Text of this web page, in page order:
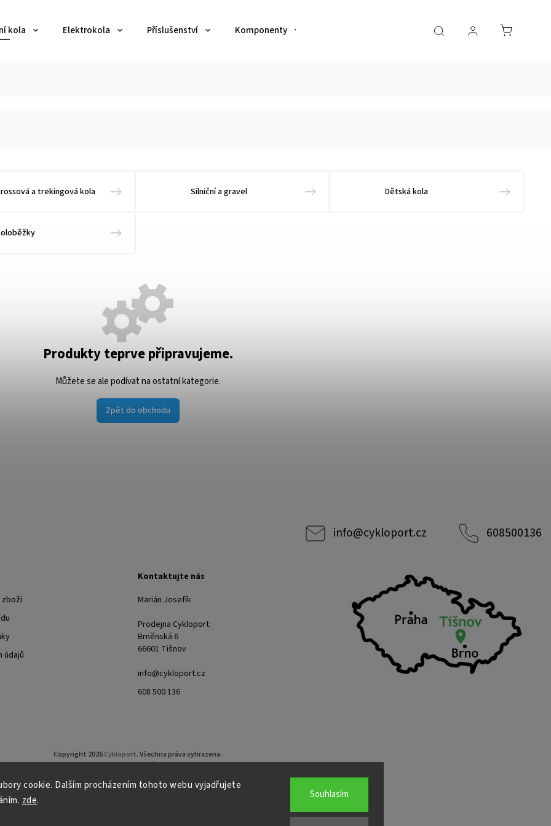
cookie. Dalším procházením tohoto webu vyjadřujete
zde. Souhlasím
kola Elektrokola Příslušenství Komponenty Sportovní výživa Oblečení
a trekingová kola Silniční a gravel Dětská kola
Produkty teprve připravujeme.
Můžete se ale podívat na ostatní kategorie.
Zpět do obchodu
info@cykloport.cz 608500136
zboží
údajů
Kontaktujte nás
Marián Josefík
Prodejna Cykloport:
Brněnská 6
66601 Tišnov
info@cykloport.cz
608 500 136
Copyright 2026Cykloport. Všechna práva vyhrazena.
Upravit nastavení cookies
Grafický návrh vytvořil a nakódovalShoptak.cz